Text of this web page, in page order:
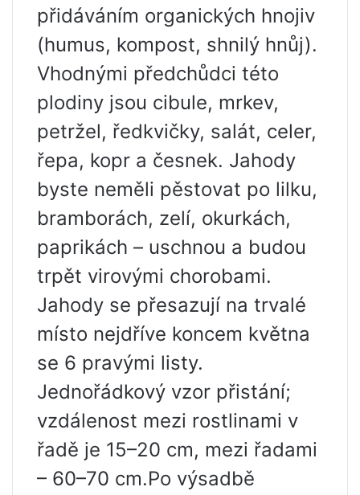
přidáváním organických hnojiv
(humus, kompost, shnilý hnůj).
Vhodnými předchůdci této
plodiny jsou cibule, mrkev,
petržel, ředkvičky, salát, celer,
řepa, kopr a česnek. Jahody
byste neměli pěstovat po lilku,
bramborách, zelí, okurkách,
paprikách – uschnou a budou
trpět virovými chorobami.
Jahody se přesazují na trvalé
místo nejdříve koncem května
se 6 pravými listy.
Jednořádkový vzor přistání;
vzdálenost mezi rostlinami v
řadě je 15–20 cm, mezi řadami
– 60–70 cm.Po výsadbě